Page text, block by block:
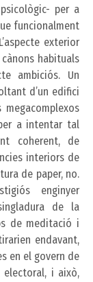
per a
funcionalment
exterior
habituals
ambiciós. Un
d’un edifici
a intentar tal
coherent, de
interiors de
de paper, no.
enginyer
de la
de meditació i
endavant,
en el govern de
electoral, i això,